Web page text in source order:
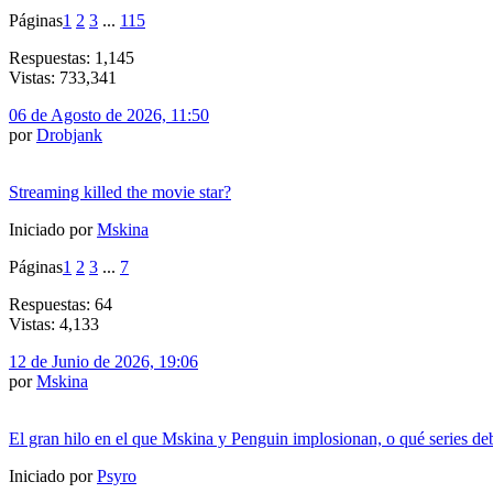
Páginas1 2 3 ... 115
Respuestas: 1,145
Vistas: 733,341
06 de Agosto de 2026, 11:50
porDrobjank
Streaming killed the movie star?
Iniciado porMskina
Páginas1 2 3 ... 7
Respuestas: 64
Vistas: 4,133
12 de Junio de 2026, 19:06
porMskina
El gran hilo en el que Mskina y Penguin implosionan, o qué series
Iniciado porPsyro